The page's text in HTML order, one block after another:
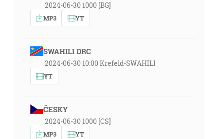
2024-06-30 1000 [BG]
MP3 YT
SWAHILI DRC
2024-06-30 10:00 Krefeld-SWAHILI
YT
ČESKY
2024-06-30 1000 [CS]
MP3 YT